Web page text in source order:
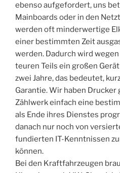
ebenso aufgefordert, uns
Mainboards oder in den
werden oft minderwertige
einer bestimmten Zeit
werden. Dadurch wird
teuren Teils ein großen
zwei Jahre, das bedeutet,
Garantie. Wir haben
Zählwerk einfach eine
als Ende ihres Dienstes
danach nur noch von
fundierten IT-Kenntnissen
können.
Bei den Kraftfahrzeugen